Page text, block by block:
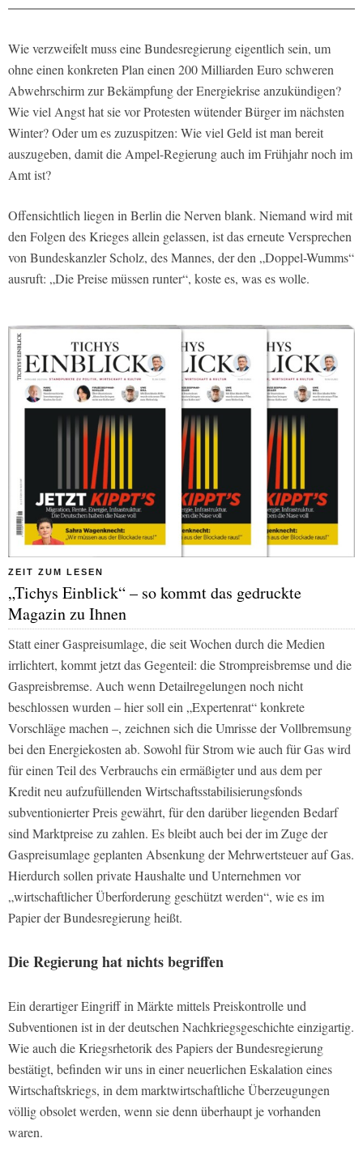
Wie verzweifelt muss eine Bundesregierung eigentlich sein, um
ohne einen konkreten Plan einen 200 Milliarden Euro schweren
Abwehrschirm zur Bekämpfung der Energiekrise anzukündigen?
Wie viel Angst hat sie vor Protesten wütender Bürger im nächsten
Winter? Oder um es zuzuspitzen: Wie viel Geld ist man bereit
auszugeben, damit die Ampel-Regierung auch im Frühjahr noch im
Amt ist?
Offensichtlich liegen in Berlin die Nerven blank. Niemand wird mit
den Folgen des Krieges allein gelassen, ist das erneute Versprechen
von Bundeskanzler Scholz, des Mannes, der den „Doppel-Wumms“
ausruft: „Die Preise müssen runter“, koste es, was es wolle.
ZEIT ZUM LESEN
„Tichys Einblick“ – so kommt das gedruckte
Magazin zu Ihnen
Statt einer Gaspreisumlage, die seit Wochen durch die Medien
irrlichtert, kommt jetzt das Gegenteil: die Strompreisbremse und die
Gaspreisbremse. Auch wenn Detailregelungen noch nicht
beschlossen wurden – hier soll ein „Expertenrat“ konkrete
Vorschläge machen –, zeichnen sich die Umrisse der Vollbremsung
bei den Energiekosten ab. Sowohl für Strom wie auch für Gas wird
für einen Teil des Verbrauchs ein ermäßigter und aus dem per
Kredit neu aufzufüllenden Wirtschaftsstabilisierungsfonds
subventionierter Preis gewährt, für den darüber liegenden Bedarf
sind Marktpreise zu zahlen. Es bleibt auch bei der im Zuge der
Gaspreisumlage geplanten Absenkung der Mehrwertsteuer auf Gas.
Hierdurch sollen private Haushalte und Unternehmen vor
„wirtschaftlicher Überforderung geschützt werden“, wie es im
Papier der Bundesregierung heißt.
Die Regierung hat nichts begriffen
Ein derartiger Eingriff in Märkte mittels Preiskontrolle und
Subventionen ist in der deutschen Nachkriegsgeschichte einzigartig.
Wie auch die Kriegsrhetorik des Papiers der Bundesregierung
bestätigt, befinden wir uns in einer neuerlichen Eskalation eines
Wirtschaftskriegs, in dem marktwirtschaftliche Überzeugungen
völlig obsolet werden, wenn sie denn überhaupt je vorhanden
waren.